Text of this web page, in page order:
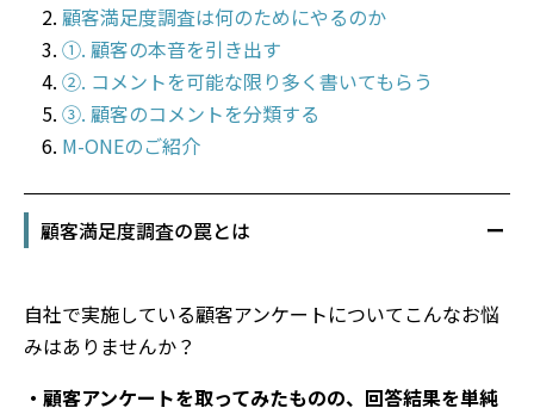
顧客満足度調査は何のためにやるのか
①. 顧客の本音を引き出す
②. コメントを可能な限り多く書いてもらう
③. 顧客のコメントを分類する
M-ONEのご紹介
顧客満足度調査の罠とは
自社で実施している顧客アンケートについてこんなお悩
みはありませんか？
・顧客アンケートを取ってみたものの、回答結果を単純